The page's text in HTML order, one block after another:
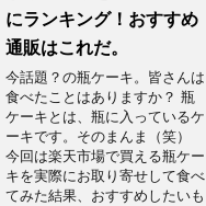
にランキング！おすすめ
通販はこれだ。
今話題？の瓶ケーキ。皆さんは
食べたことはありますか？ 瓶
ケーキとは、瓶に入っているケ
ーキです。そのまんま（笑）
今回は楽天市場で買える瓶ケー
キを実際にお取り寄せして食べ
てみた結果、おすすめしたいも